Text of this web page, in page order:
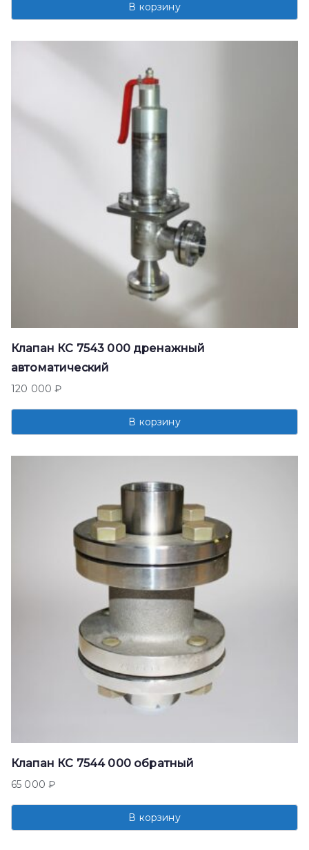
В корзину
Клапан КС 7543 000 дренажный
автоматический
120 000₽
В корзину
Клапан КС 7544 000 обратный
65 000₽
В корзину